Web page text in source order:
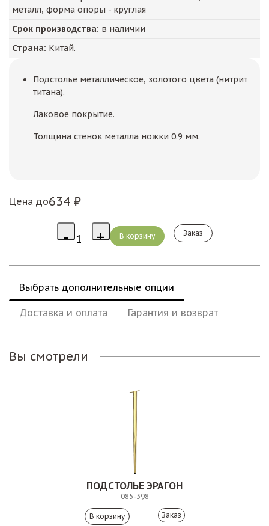
металл, форма опоры - круглая
Срок производства: в наличии
Страна: Китай.
Подстолье металлическое, золотого цвета (нитрит
титана).
Лаковое покрытие.
Толщина стенок металла ножки 0.9 мм.
Цена до634 ₽
Заказ
Выбрать дополнительные опции
Доставка и оплата Гарантия и возврат
Вы смотрели
ПОДСТОЛЬЕ ЭРАГОН
085-398
Заказ